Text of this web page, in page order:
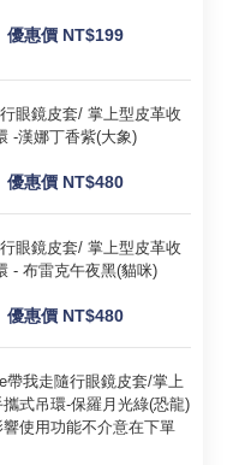
優惠價 NT$199
眼鏡皮套/ 掌上型皮革收
-漢娜丁香紫(大象)
優惠價 NT$480
眼鏡皮套/ 掌上型皮革收
- 布雷克午夜黑(貓咪)
優惠價 NT$480
帶我走隨行眼鏡皮套/掌上
式吊環-保羅月光綠(恐龍)
使用功能不介意在下單